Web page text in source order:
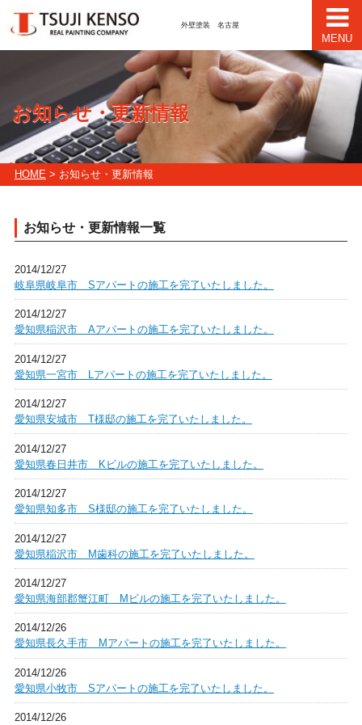
外壁塗装 名古屋
MENU
お知らせ・更新情報
HOME> お知らせ・更新情報
お知らせ・更新情報一覧
2014/12/27
岐阜県岐阜市 Sアパートの施工を完了いたしました。
2014/12/27
愛知県稲沢市 Aアパートの施工を完了いたしました。
2014/12/27
愛知県一宮市 Lアパートの施工を完了いたしました。
2014/12/27
愛知県安城市 T様邸の施工を完了いたしました。
2014/12/27
愛知県春日井市 Kビルの施工を完了いたしました。
2014/12/27
愛知県知多市 S様邸の施工を完了いたしました。
2014/12/27
愛知県稲沢市 M歯科の施工を完了いたしました。
2014/12/27
愛知県海部郡蟹江町 Mビルの施工を完了いたしました。
2014/12/26
愛知県長久手市 Mアパートの施工を完了いたしました。
2014/12/26
愛知県小牧市 Sアパートの施工を完了いたしました。
2014/12/26